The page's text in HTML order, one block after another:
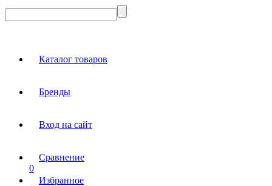
Каталог товаров
Бренды
Вход на сайт
Сравнение
0
Избранное